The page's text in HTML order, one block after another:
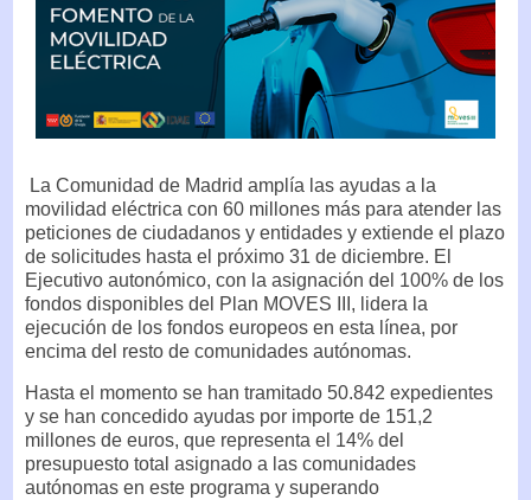
La Comunidad de Madrid amplía las ayudas a la
movilidad eléctrica con 60 millones más para atender las
peticiones de ciudadanos y entidades y extiende el plazo
de solicitudes hasta el próximo 31 de diciembre. El
Ejecutivo autonómico, con la asignación del 100% de los
fondos disponibles del Plan MOVES III, lidera la
ejecución de los fondos europeos en esta línea, por
encima del resto de comunidades autónomas.
Hasta el momento se han tramitado 50.842 expedientes
y se han concedido ayudas por importe de 151,2
millones de euros, que representa el 14% del
presupuesto total asignado a las comunidades
autónomas en este programa y superando